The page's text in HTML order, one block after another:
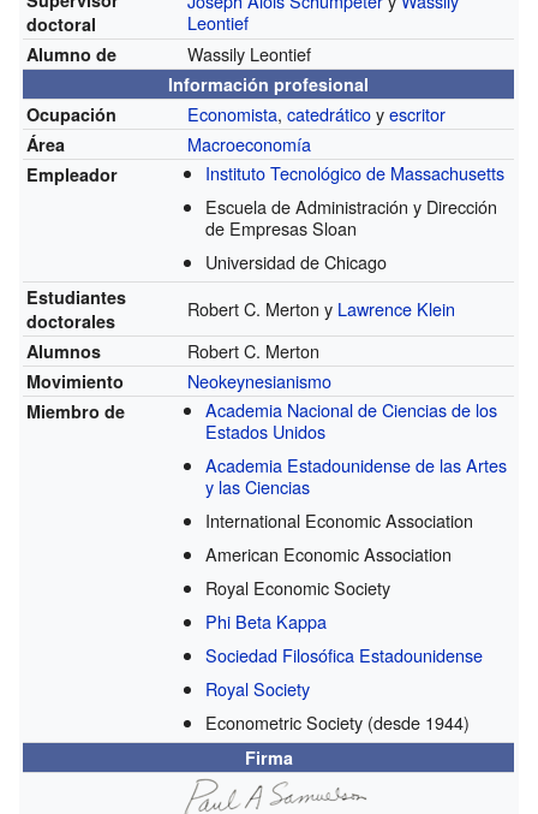
doctoral
Leontief
Alumno de Wassily Leontief
Información profesional
Ocupación
Economista,catedráticoyescritor
Área Macroeconomía
Empleador
Instituto Tecnológico de Massachusetts
Escuela de Administración y Dirección
de Empresas Sloan
Universidad de Chicago
Estudiantes
doctorales
Robert C. Merton y Lawrence Klein
Alumnos Robert C. Merton
Movimiento Neokeynesianismo
Miembro de
Academia Nacional de Ciencias de los
Estados Unidos
Academia Estadounidense de las Artes
y las Ciencias
International Economic Association
American Economic Association
Royal Economic Society
Phi Beta Kappa
Sociedad Filosófica Estadounidense
Royal Society
Econometric Society (desde 1944)
Firma